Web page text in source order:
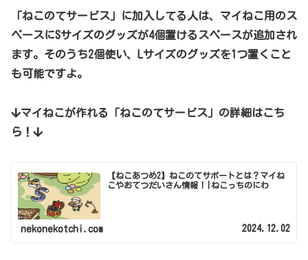
「ねこのてサービス」に加入してる人は、マイねこ用のス
ペースにSサイズのグッズが4個置けるスペースが追加され
ます。そのうち2個使い、Lサイズのグッズを1つ置くこと
も可能ですよ。
マイねこが作れる「ねこのてサービス」の詳細はこち
ら！
【ねこあつめ2】ねこのてサポートとは？マイね
こやおてつだいさん情報！|ねこっちのにわ
nekonekotchi.com 2024.12.02